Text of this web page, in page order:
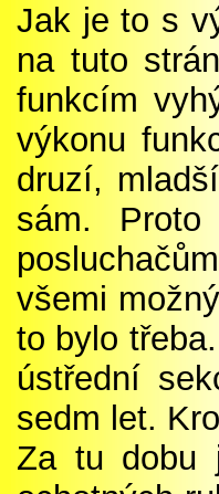
Jak je to s
na tuto
funkcím
výkonu
druzí,
sám. Proto
všemi
to bylo
ústřední
sedm let.
Za tu dobu